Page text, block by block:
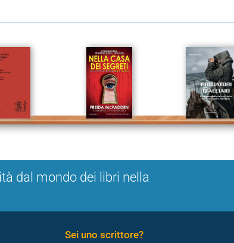
dal mondo dei libri nella
Sei uno scrittore?